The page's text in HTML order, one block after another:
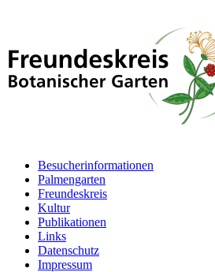
Besucherinformationen
Palmengarten
Freundeskreis
Kultur
Publikationen
Links
Datenschutz
Impressum